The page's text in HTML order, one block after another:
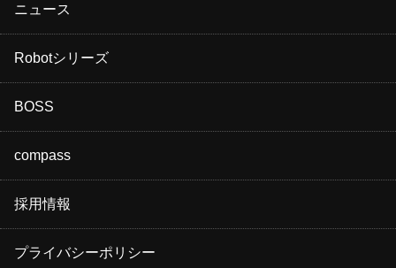
ニュース
Robotシリーズ
BOSS
compass
採用情報
プライバシーポリシー